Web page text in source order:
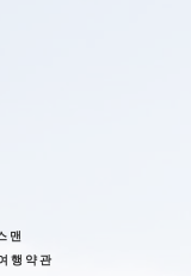
맨
행약관